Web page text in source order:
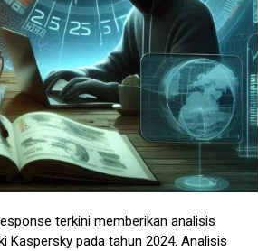
terkini memberikan analisis
Kaspersky pada tahun 2024. Analisis